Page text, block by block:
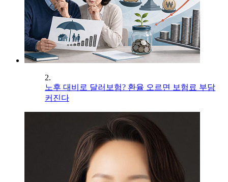
2.
노후 대비로 달러보험? 환율 오르면 보험료 부담
커진다